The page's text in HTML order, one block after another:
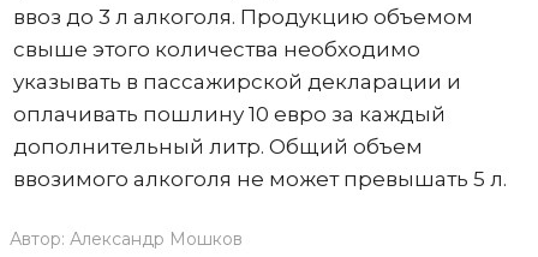
ввоз до 3 л алкоголя. Продукцию объемом
свыше этого количества необходимо
указывать в пассажирской декларации и
оплачивать пошлину 10 евро за каждый
дополнительный литр. Общий объем
ввозимого алкоголя не может превышать 5 л.
Автор: Александр Мошков